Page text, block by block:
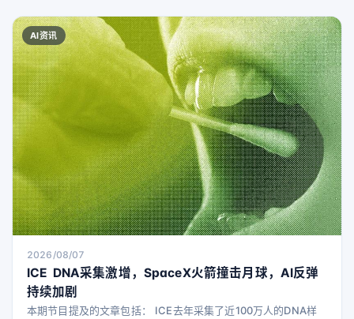
AI资讯
2026/08/07
ICE DNA采集激增，SpaceX火箭撞击月球，AI反弹
持续加剧
本期节目提及的文章包括： ICE去年采集了近100万人的DNA样